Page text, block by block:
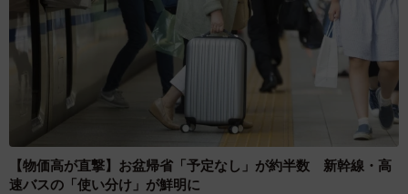
【物価高が直撃】お盆帰省「予定なし」が約半数 新幹線・高
速バスの「使い分け」が鮮明に